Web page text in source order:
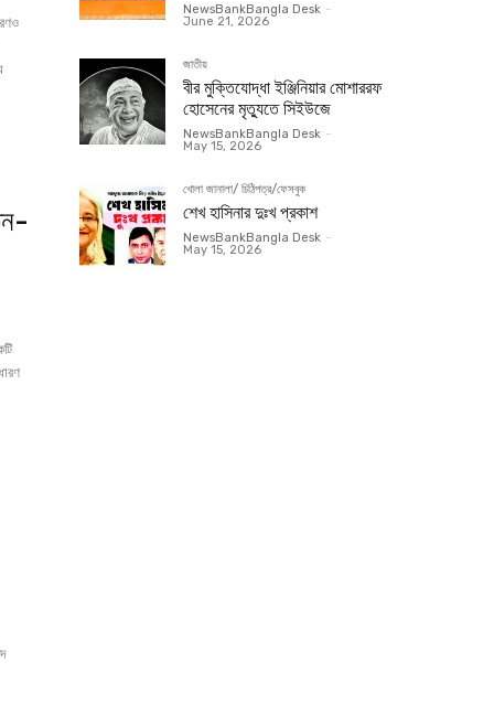
NewsBankBangla Desk -
June 21, 2026
জাতীয়
বীর মুক্তিযোদ্ধা ইঞ্জিনিয়ার মোশাররফ
হোসেনের মৃত্যুতে সিইউজে
NewsBankBangla Desk -
May 15, 2026
খোলা জানালা/ চিঠিপত্র/ফেসবুক
শেখ হাসিনার দুঃখ প্রকাশ
NewsBankBangla Desk -
May 15, 2026